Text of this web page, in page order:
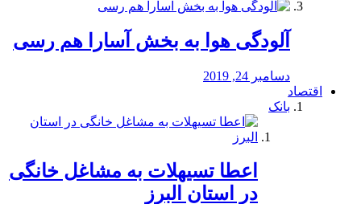
آلودگی هوا به بخش آسارا هم رسی
دسامبر 24, 2019
اقتصاد
بانک
️اعطا تسیهلات به مشاغل خانگی
در استان البرز